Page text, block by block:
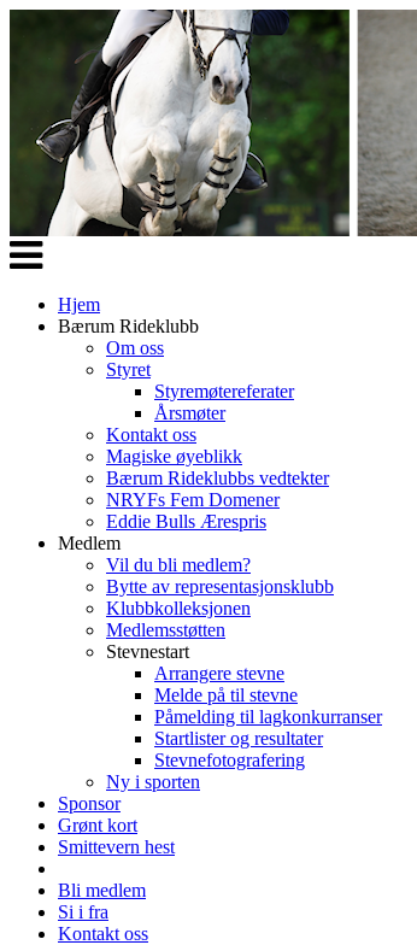
Veksle
navigasjon
Hjem
Bærum Rideklubb
Om oss
Styret
Styremøtereferater
Årsmøter
Kontakt oss
Magiske øyeblikk
Bærum Rideklubbs vedtekter
NRYFs Fem Domener
Eddie Bulls Ærespris
Medlem
Vil du bli medlem?
Bytte av representasjonsklubb
Klubbkolleksjonen
Medlemsstøtten
Stevnestart
Arrangere stevne
Melde på til stevne
Påmelding til lagkonkurranser
Startlister og resultater
Stevnefotografering
Ny i sporten
Sponsor
Grønt kort
Smittevern hest
Bli medlem
Si i fra
Kontakt oss